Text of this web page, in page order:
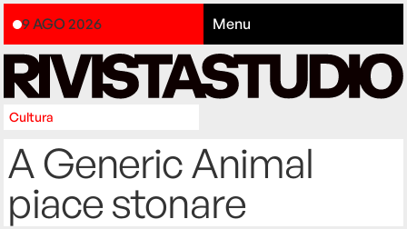
9 AGO 2026 Menu
Cultura
A Generic Animal
piace stonare